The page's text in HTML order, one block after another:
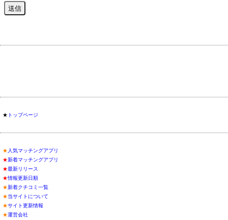
★ トップページ
★人気マッチングアプリ
★新着マッチングアプリ
★最新リリース
★情報更新日順
★新着クチコミ一覧
★当サイトについて
★サイト更新情報
★運営会社